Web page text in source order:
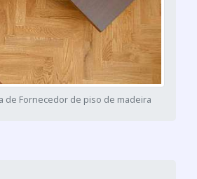
de Fornecedor de piso de madeira